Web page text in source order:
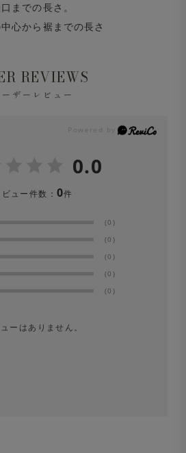
までの長さ。
心から裾までの長さ
REVIEWS
ーザーレビュー
0.0
ビュー件数： 0件
(0)
(0)
(0)
(0)
(0)
ーはありません。